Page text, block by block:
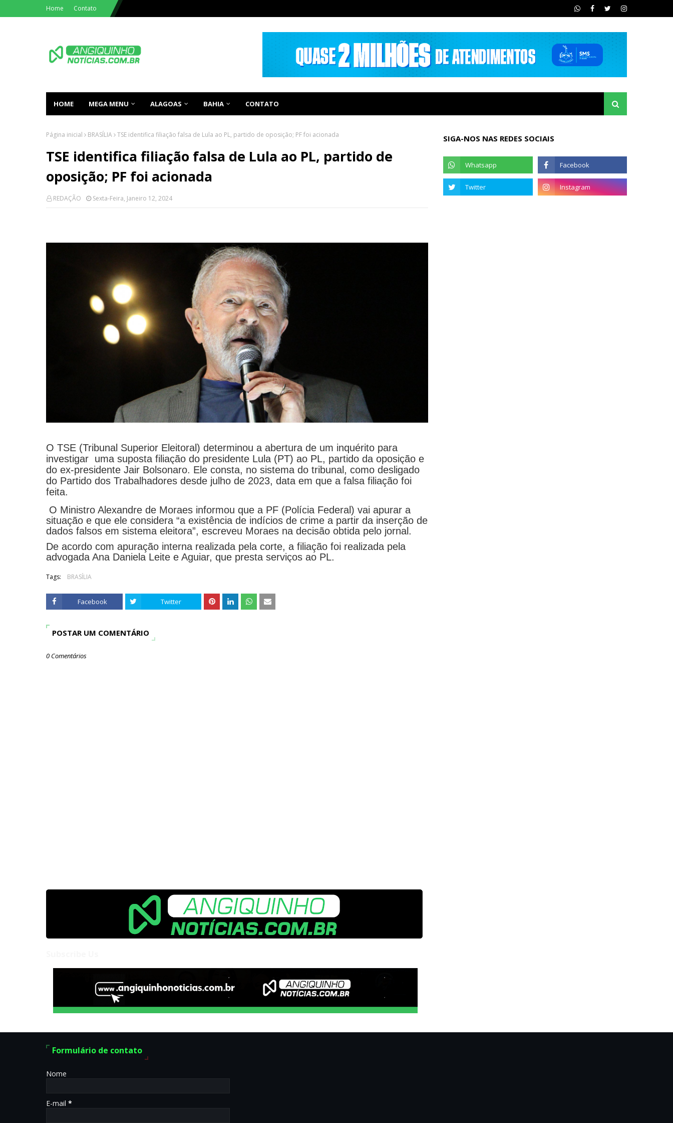
Home Contato
HOME MEGA MENU ALAGOAS BAHIA CONTATO
Página inicial BRASÍLIA TSE identifica filiação falsa de Lula ao PL, partido de oposição; PF foi acionada
TSE identifica filiação falsa de Lula ao PL, partido de
oposição; PF foi acionada
REDAÇÃO Sexta-Feira, Janeiro 12, 2024
O TSE (Tribunal Superior Eleitoral) determinou a abertura de um inquérito para
investigar uma suposta filiação do presidente Lula (PT) ao PL, partido da oposição e
do ex-presidente Jair Bolsonaro. Ele consta, no sistema do tribunal, como desligado
do Partido dos Trabalhadores desde julho de 2023, data em que a falsa filiação foi
feita.
O Ministro Alexandre de Moraes informou que a PF (Polícia Federal) vai apurar a
situação e que ele considera “a existência de indícios de crime a partir da inserção de
dados falsos em sistema eleitora”, escreveu Moraes na decisão obtida pelo jornal.
De acordo com apuração interna realizada pela corte, a filiação foi realizada pela
advogada Ana Daniela Leite e Aguiar, que presta serviços ao PL.
Tags: BRASÍLIA
Facebook Twitter
POSTAR UM COMENTÁRIO
0 Comentários
SIGA-NOS NAS REDES SOCIAIS
Formulário de contato
Nome
E-mail *